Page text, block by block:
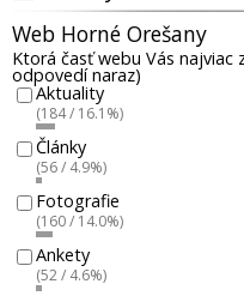
Web Horné Orešany
Ktorá časť webu Vás najviac
odpovedí naraz)
Aktuality
(184 / 16.1%)
Články
(56 / 4.9%)
Fotografie
(160 / 14.0%)
Ankety
(52 / 4.6%)